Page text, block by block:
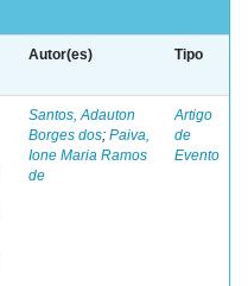
Autor(es) Tipo
Santos, Adauton
Borges dos; Paiva,
Ione Maria Ramos
de
Artigo
de
Evento